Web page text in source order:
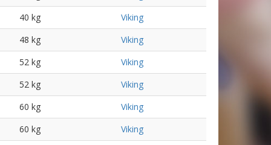
40 kg
Viking
48 kg
Viking
52 kg
Viking
52 kg
Viking
60 kg
Viking
60 kg
Viking